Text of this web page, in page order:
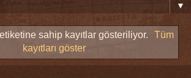
▼
sahip kayıtlar gösteriliyor.
Tüm
kayıtları göster